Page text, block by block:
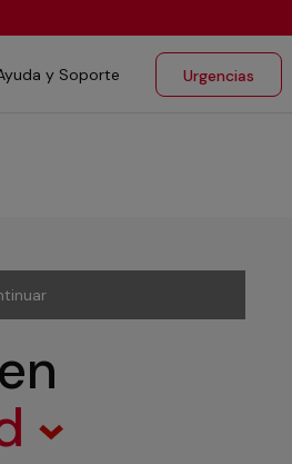
y Soporte Urgencias
en